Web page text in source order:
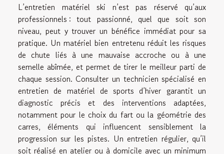
L’entretien matériel ski n’est pas réservé qu’aux
professionnels : tout passionné, quel que soit son
niveau, peut y trouver un bénéfice immédiat pour sa
pratique. Un matériel bien entretenu réduit les risques
de chute liés à une mauvaise accroche ou à une
semelle abîmée, et permet de tirer le meilleur parti de
chaque session. Consulter un technicien spécialisé en
entretien de matériel de sports d’hiver garantit un
diagnostic précis et des interventions adaptées,
notamment pour le choix du fart ou la géométrie des
carres, éléments qui influencent sensiblement la
progression sur les pistes. Un entretien régulier, qu’il
soit réalisé en atelier ou à domicile avec un minimum